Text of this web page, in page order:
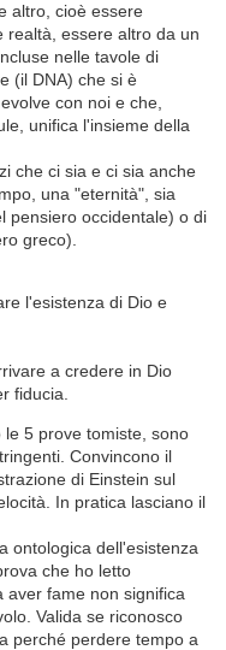
altro, cioè essere
realtà, essere altro da un
nelle tavole di
(il DNA) che si è
con noi e che,
unifica l'insieme della
che ci sia e ci sia anche
una "eternità", sia
pensiero occidentale) o di
greco).
l'esistenza di Dio e
a credere in Dio
fiducia.
5 prove tomiste, sono
Convincono il
di Einstein sul
In pratica lasciano il
ontologica dell'esistenza
che ho letto
aver fame non significa
Valida se riconosco
perché perdere tempo a